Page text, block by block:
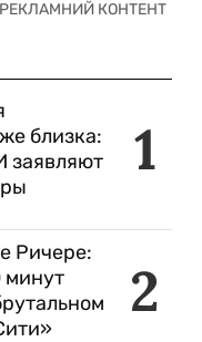
1
близка:
заявляют
2
Ричере:
минут